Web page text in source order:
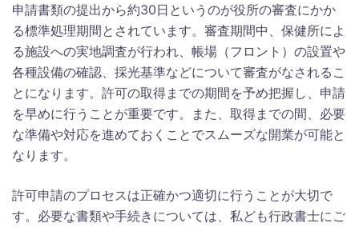
申請書類の提出から約30日というのが役所の審査にかか
る標準処理期間とされています。審査期間中、保健所によ
る施設への実地調査が行われ、帳場（フロント）の設置や
各種設備の確認、採光基準などについて審査がなされるこ
とになります。許可の取得までの期間を予め把握し、申請
を早めに行うことが重要です。また、取得までの間、必要
な準備や対応を進めておくことでスムーズな開業が可能と
なります。
許可申請のプロセスは正確かつ適切に行うことが大切で
す。必要な書類や手続きについては、私ども行政書士にご